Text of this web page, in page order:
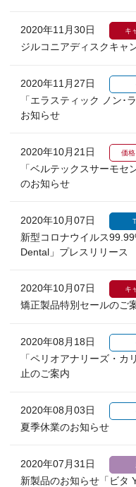
2020年11月30日 キ
ジルコニアディスクキャ
2020年11月27日
「エラスティック ノン･
お知らせ
2020年10月21日 価
「ベルテックスサーモセ
のお知らせ
2020年10月07日
新型コロナウイルス
Dental」プレスリリース
2020年10月07日 キ
矯正製品特別セールのご
2020年08月18日
「ペリオアナリーズ・
止のご案内
2020年08月03日
夏季休業のお知らせ
2020年07月31日
新製品のお知らせ「ビタ